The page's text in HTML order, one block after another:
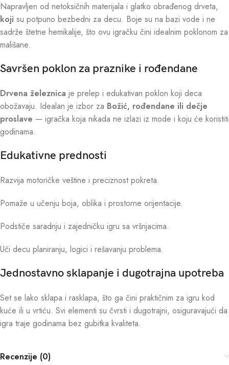
Napravljen od netoksičnih materijala i glatko obrađenog drveta,
koji su potpuno bezbedni za decu. Boje su na bazi vode i ne
sadrže štetne hemikalije, što ovu igračku čini idealnim poklonom za
mališane.
Savršen poklon za praznike i rođendane
Drvena železnica je prelep i edukativan poklon koji deca
obožavaju. Idealan je izbor za Božić, rođendane ili dečje
proslave — igračka koja nikada ne izlazi iz mode i koju će koristiti
godinama.
Edukativne prednosti
Razvija motoričke veštine i preciznost pokreta.
Pomaže u učenju boja, oblika i prostorne orijentacije.
Podstiče saradnju i zajedničku igru sa vršnjacima.
Uči decu planiranju, logici i rešavanju problema.
Jednostavno sklapanje i dugotrajna upotreba
Set se lako sklapa i rasklapa, što ga čini praktičnim za igru kod
kuće ili u vrtiću. Svi elementi su čvrsti i dugotrajni, osiguravajući da
igra traje godinama bez gubitka kvaliteta.
Recenzije (0)